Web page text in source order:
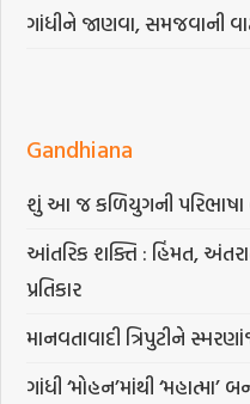
ગાંધીને જાણવા, સમજવાની
Gandhiana
શું આ જ કળિયુગની
આંતરિક શક્તિ : હિંમત,
પ્રતિકાર
માનવતાવાદી ત્રિપુટીને
ગાંધી ‘મોહન’માંથી